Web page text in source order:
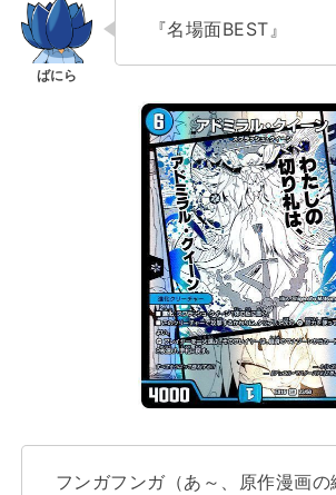
『名場面BEST』
フンガフンガ（あ～、原作漫画の